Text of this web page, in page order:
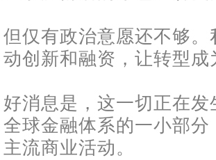
但仅有政治意愿还不够
动创新和融资，让转型成
好消息是，这一切正在
全球金融体系的一小部
主流商业活动。